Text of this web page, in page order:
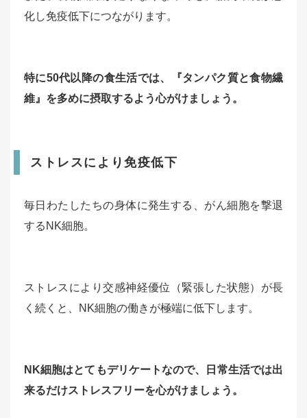
化し免疫低下につながります。
特に50代以降の食生活では、『タンパク質と食物繊
維』を多めに摂取するよう心がけましょう。
ストレスにより免疫低下
毎日わたしたちの身体に発生する、がん細胞を撃退
するNK細胞。
ストレスにより交感神経優位（緊張した状態）が長
く続くと、NK細胞の働きが極端に低下します。
NK細胞はとてもデリケートなので、日常生活では出
来るだけストレスフリーを心がけましょう。